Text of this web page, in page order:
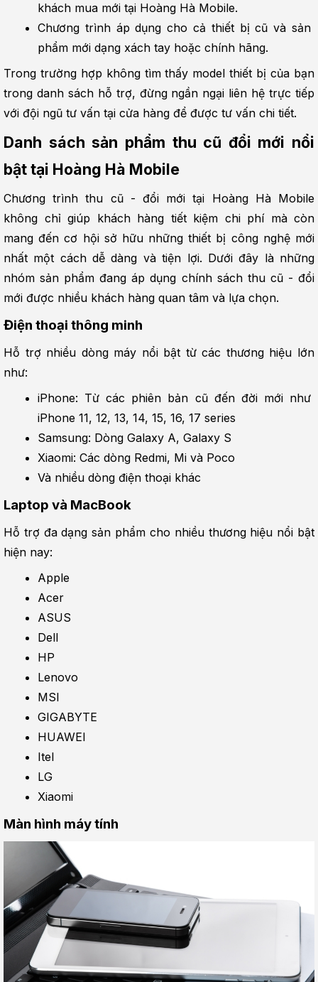
khách mua mới tại Hoàng Hà Mobile.
Chương trình áp dụng cho cả thiết bị cũ và sản
phẩm mới dạng xách tay hoặc chính hãng.
Trong trường hợp không tìm thấy model thiết bị của bạn
trong danh sách hỗ trợ, đừng ngần ngại liên hệ trực tiếp
với đội ngũ tư vấn tại cửa hàng để được tư vấn chi tiết.
Danh sách sản phẩm thu cũ đổi mới nổi
bật tại Hoàng Hà Mobile
Chương trình thu cũ - đổi mới tại Hoàng Hà Mobile
không chỉ giúp khách hàng tiết kiệm chi phí mà còn
mang đến cơ hội sở hữu những thiết bị công nghệ mới
nhất một cách dễ dàng và tiện lợi. Dưới đây là những
nhóm sản phẩm đang áp dụng chính sách thu cũ - đổi
mới được nhiều khách hàng quan tâm và lựa chọn.
Điện thoại thông minh
Hỗ trợ nhiều dòng máy nổi bật từ các thương hiệu lớn
như:
iPhone: Từ các phiên bản cũ đến đời mới như
iPhone 11, 12, 13, 14, 15, 16, 17 series
Samsung: Dòng Galaxy A, Galaxy S
Xiaomi: Các dòng Redmi, Mi và Poco
Và nhiều dòng điện thoại khác
Laptop và MacBook
Hỗ trợ đa dạng sản phẩm cho nhiều thương hiệu nổi bật
hiện nay:
Apple
Acer
ASUS
Dell
HP
Lenovo
MSI
GIGABYTE
HUAWEI
Itel
LG
Xiaomi
Màn hình máy tính